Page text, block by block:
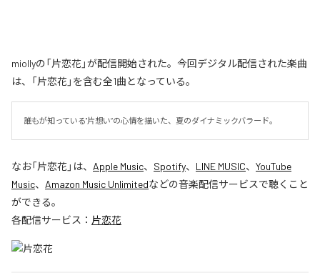
miollyの「片恋花」が配信開始された。今回デジタル配信された楽曲
は、「片恋花」を含む全1曲となっている。
誰もが知っている"片想い”の心情を描いた、夏のダイナミックバラード。
なお「片恋花」は、 Apple Music、 Spotify、 LINE MUSIC、 YouTube
Music、 Amazon Music Unlimitedなどの音楽配信サービスで聴くこと
ができる。
各配信サービス： 片恋花